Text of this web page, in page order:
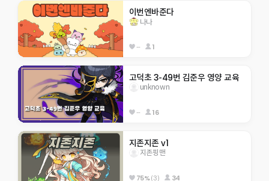
이번엔바준다
나나
-- 1
고덕초 3-49번 김준우 영양 교육
unknown
-- 16
지존지존 v1
지존핑맨
75%(3) 34